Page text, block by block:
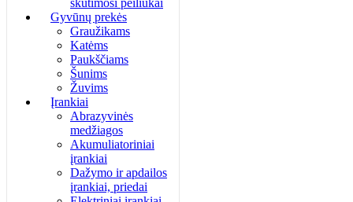
skutimosi peiliukai
Gyvūnų prekės
Graužikams
Katėms
Paukščiams
Šunims
Žuvims
Įrankiai
Abrazyvinės
medžiagos
Akumuliatoriniai
įrankiai
Dažymo ir apdailos
įrankiai, priedai